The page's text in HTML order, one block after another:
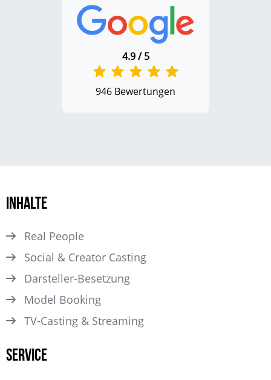
4.9 / 5
946 Bewertungen
Inhalte
Real People
Social & Creator Casting
Darsteller­-Besetzung
Model Booking
TV-Casting & Streaming
Service